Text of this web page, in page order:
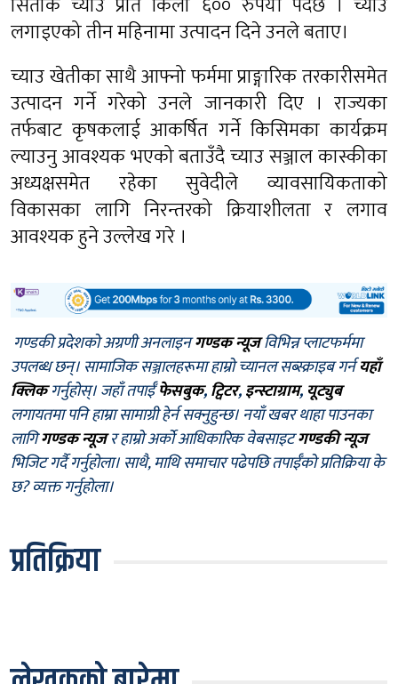
लगाइएको तीन महिनामा उत्पादन दिने उनले बताए।
च्याउ खेतीका साथै आफ्नो फर्ममा प्राङ्गारिक तरकारीसमेत
उत्पादन गर्ने गरेको उनले जानकारी दिए । राज्यका
तर्फबाट कृषकलाई आकर्षित गर्ने किसिमका कार्यक्रम
ल्याउनु आवश्यक भएको बताउँदै च्याउ सञ्जाल कास्कीका
अध्यक्षसमेत रहेका सुवेदीले व्यावसायिकताको
विकासका लागि निरन्तरको क्रियाशीलता र लगाव
आवश्यक हुने उल्लेख गरे ।
गण्डकी प्रदेशको अग्रणी अनलाइनगण्डक न्यूजविभिन्न प्लाटफर्ममा
उपलब्ध छन्। सामाजिक सञ्जालहरूमा हाम्रो च्यानल सब्स्क्राइब गर्नयहाँ
क्लिकगर्नुहोस्। जहाँ तपाईँफेसबुक,ट्विटर,इन्स्टाग्राम, यूट्युब
लगायतमा पनि हाम्रा सामाग्री हेर्न सक्नुहुन्छ। नयाँ खबर थाहा पाउनका
लागिगण्डक न्यूजर हाम्रो अर्को आधिकारिक वेबसाइटगण्डकी न्यूज
भिजिट गर्दै गर्नुहोला। साथै, माथि समाचार पढेपछि तपाईँको प्रतिक्रिया के
छ? व्यक्त गर्नुहोला।
प्रतिक्रिया